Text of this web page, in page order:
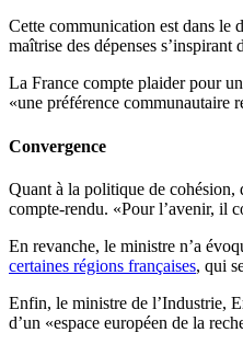
Cette communication est dans le
maîtrise des dépenses
La France compte plaider pour
«une préférence communautaire
Convergence
Quant à la politique de cohésion,
compte-rendu. «Pour l’avenir, il
En revanche, le ministre n’a
certaines régions françaises, qui
Enfin, le ministre de l’Industrie,
d’un «espace européen de la